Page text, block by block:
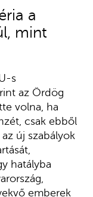
a
mint
s
az Ördög
volna, ha
csak ebből
új szabályok
hatályba
emberek